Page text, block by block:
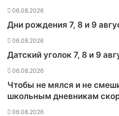
и
ы
о
м
06.08.2026
Дни рождения 7, 8 и 9
06.08.2026
Датский уголок 7, 8 и 9
06.08.2026
Чтобы не мялся и не
школьным дневникам
06.08.2026